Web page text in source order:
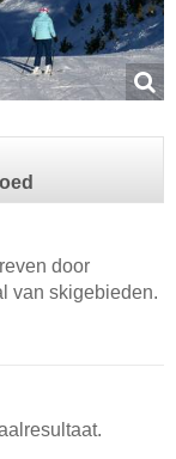
door
van skigebieden.